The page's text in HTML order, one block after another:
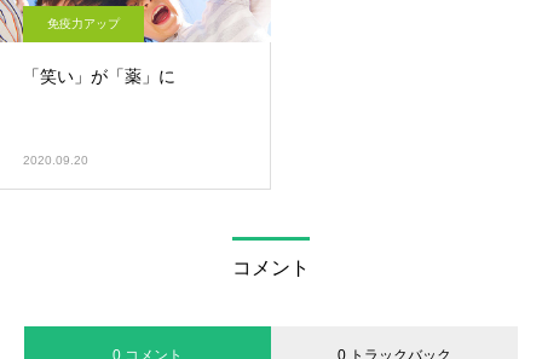
免疫力アップ
「笑い」が「薬」に
2020.09.20
コメント
0 コメント 0 トラックバック